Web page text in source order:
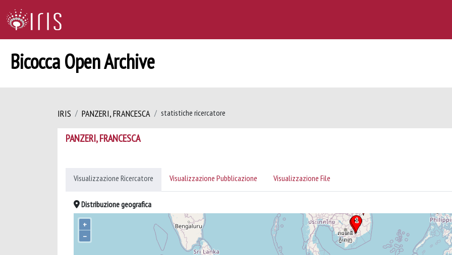
Bicocca Open Archive
IRIS PANZERI, FRANCESCA statistiche ricercatore
PANZERI, FRANCESCA
Visualizzazione Ricercatore Visualizzazione Pubblicazione Visualizzazione File
Distribuzione geografica
+
–